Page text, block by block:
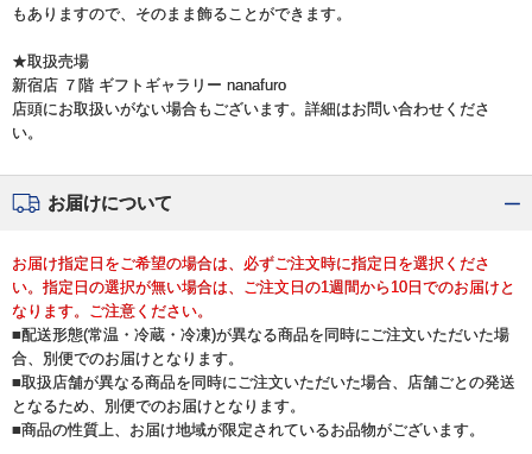
もありますので、そのまま飾ることができます。
★取扱売場
新宿店 ７階 ギフトギャラリー nanafuro
店頭にお取扱いがない場合もございます。詳細はお問い合わせくださ
い。
お届けについて
お届け指定日をご希望の場合は、必ずご注文時に指定日を選択くださ
い。指定日の選択が無い場合は、ご注文日の1週間から10日でのお届けと
なります。ご注意ください。
■配送形態(常温・冷蔵・冷凍)が異なる商品を同時にご注文いただいた場
合、別便でのお届けとなります。
■取扱店舗が異なる商品を同時にご注文いただいた場合、店舗ごとの発送
となるため、別便でのお届けとなります。
■商品の性質上、お届け地域が限定されているお品物がございます。